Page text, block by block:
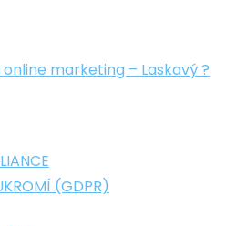
marketing – Laskavý ?
(GDPR)